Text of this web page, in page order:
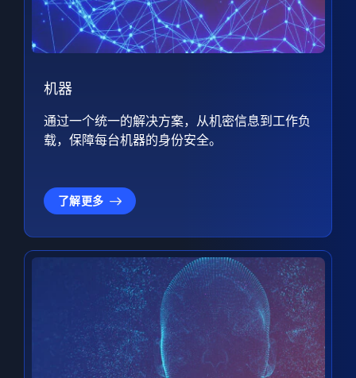
机器
通过一个统一的解决方案，从机密信息到工作负
载，保障每台机器的身份安全。
了解更多